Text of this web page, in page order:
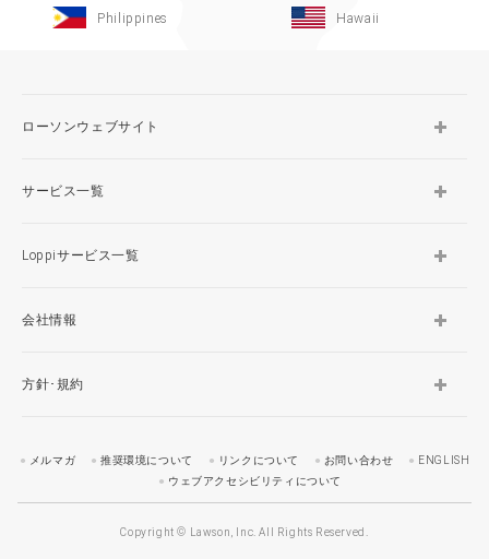
Philippines Hawaii
ローソンウェブサイト
サービス一覧
Loppiサービス一覧
会社情報
方針･規約
メルマガ 推奨環境について リンクについて お問い合わせ
ENGLISH
ウェブアクセシビリティについて
Copyright © Lawson, Inc. All Rights Reserved.